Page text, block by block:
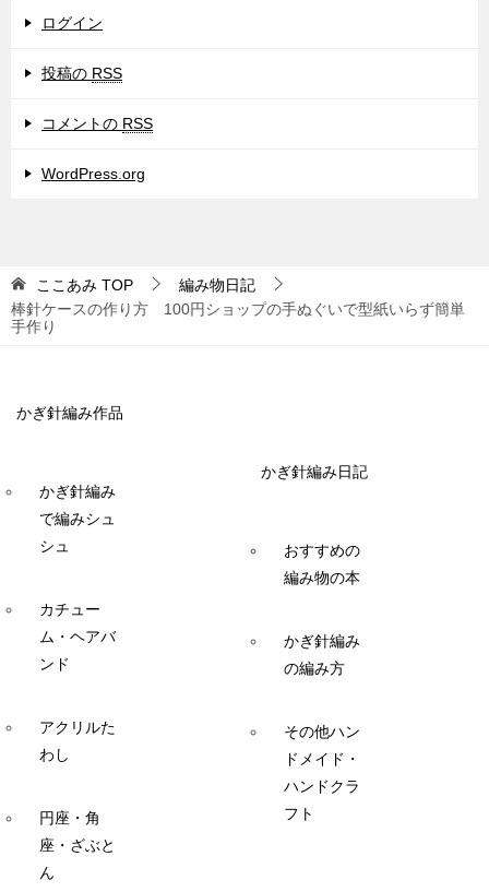
ログイン
投稿の RSS
コメントの RSS
WordPress.org
ここあみ TOP
編み物日記
棒針ケースの作り方 100円ショップの手ぬぐいで型紙いらず簡単
手作り
かぎ針編み作品
かぎ針編み
で編みシュ
シュ
カチュー
ム・ヘアバ
ンド
アクリルた
わし
円座・角
座・ざぶと
ん
かぎ針編み日記
おすすめの
編み物の本
かぎ針編み
の編み方
その他ハン
ドメイド・
ハンドクラ
フト